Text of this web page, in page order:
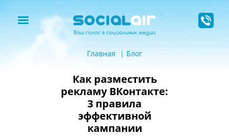
Главная Блог
Как разместить
рекламу ВКонтакте:
3 правила
эффективной
кампании